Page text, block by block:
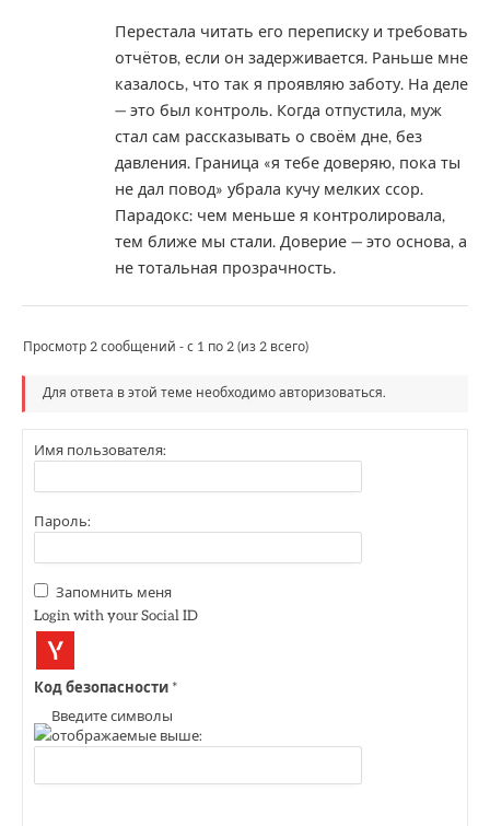
Перестала читать его переписку и требовать
отчётов, если он задерживается. Раньше мне
казалось, что так я проявляю заботу. На деле
— это был контроль. Когда отпустила, муж
стал сам рассказывать о своём дне, без
давления. Граница «я тебе доверяю, пока ты
не дал повод» убрала кучу мелких ссор.
Парадокс: чем меньше я контролировала,
тем ближе мы стали. Доверие — это основа, а
не тотальная прозрачность.
Просмотр 2 сообщений - с 1 по 2 (из 2 всего)
Для ответа в этой теме необходимо авторизоваться.
Имя пользователя:
Пароль:
Запомнить меня
Login with your Social ID
Код безопасности *
Введите символы
отображаемые выше: